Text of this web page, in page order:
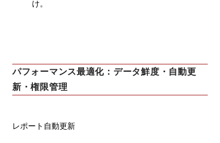
け。
パフォーマンス最適化：データ鮮度・自動更
新・権限管理
レポート自動更新